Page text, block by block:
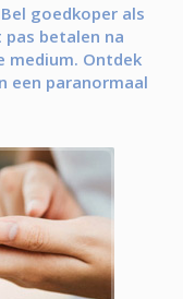
Bel goedkoper als
betalen na
medium. Ontdek
een paranormaal